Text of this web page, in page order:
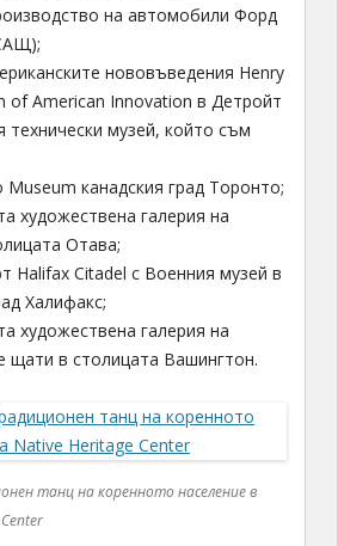
на автомобили Форд
нововъведения Henry
of American Innovation в Детройт
технически музей, който съм
Museum канадския град Торонто;
художествена галерия на
Отава;
Halifax Citadel с Военния музей в
Халифакс;
художествена галерия на
щати в столицата Вашингтон.
танц на коренното население в